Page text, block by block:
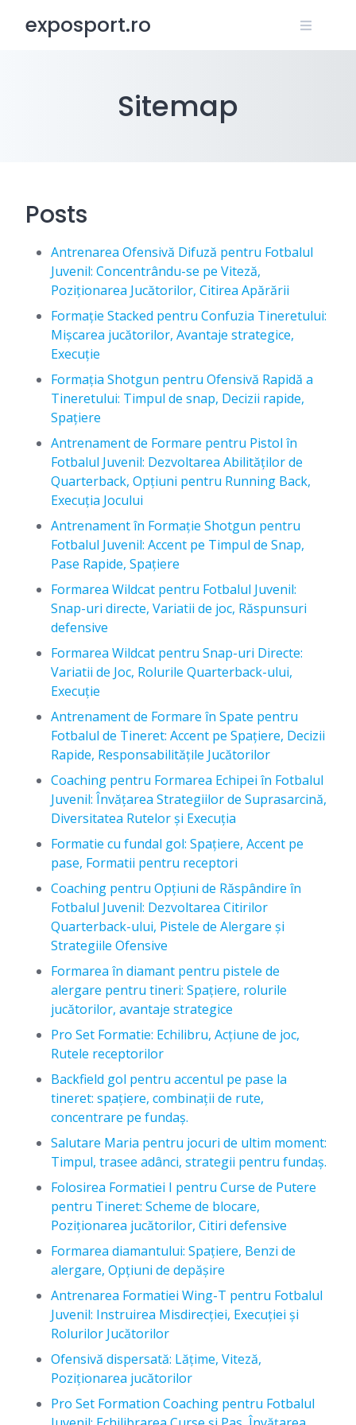
exposport.ro
Sitemap
Posts
Antrenarea Ofensivă Difuză pentru Fotbalul
Juvenil: Concentrându-se pe Viteză,
Poziționarea Jucătorilor, Citirea Apărării
Formație Stacked pentru Confuzia Tineretului:
Mișcarea jucătorilor, Avantaje strategice,
Execuție
Formația Shotgun pentru Ofensivă Rapidă a
Tineretului: Timpul de snap, Decizii rapide,
Spațiere
Antrenament de Formare pentru Pistol în
Fotbalul Juvenil: Dezvoltarea Abilităților de
Quarterback, Opțiuni pentru Running Back,
Execuția Jocului
Antrenament în Formație Shotgun pentru
Fotbalul Juvenil: Accent pe Timpul de Snap,
Pase Rapide, Spațiere
Formarea Wildcat pentru Fotbalul Juvenil:
Snap-uri directe, Variatii de joc, Răspunsuri
defensive
Formarea Wildcat pentru Snap-uri Directe:
Variatii de Joc, Rolurile Quarterback-ului,
Execuție
Antrenament de Formare în Spate pentru
Fotbalul de Tineret: Accent pe Spațiere, Decizii
Rapide, Responsabilitățile Jucătorilor
Coaching pentru Formarea Echipei în Fotbalul
Juvenil: Învățarea Strategiilor de Suprasarcină,
Diversitatea Rutelor și Execuția
Formatie cu fundal gol: Spațiere, Accent pe
pase, Formatii pentru receptori
Coaching pentru Opțiuni de Răspândire în
Fotbalul Juvenil: Dezvoltarea Citirilor
Quarterback-ului, Pistele de Alergare și
Strategiile Ofensive
Formarea în diamant pentru pistele de
alergare pentru tineri: Spațiere, rolurile
jucătorilor, avantaje strategice
Pro Set Formatie: Echilibru, Acțiune de joc,
Rutele receptorilor
Backfield gol pentru accentul pe pase la
tineret: spațiere, combinații de rute,
concentrare pe fundaș.
Salutare Maria pentru jocuri de ultim moment:
Timpul, trasee adânci, strategii pentru fundaș.
Folosirea Formatiei I pentru Curse de Putere
pentru Tineret: Scheme de blocare,
Poziționarea jucătorilor, Citiri defensive
Formarea diamantului: Spațiere, Benzi de
alergare, Opțiuni de depășire
Antrenarea Formatiei Wing-T pentru Fotbalul
Juvenil: Instruirea Misdirecției, Execuției și
Rolurilor Jucătorilor
Ofensivă dispersată: Lățime, Viteză,
Poziționarea jucătorilor
Pro Set Formation Coaching pentru Fotbalul